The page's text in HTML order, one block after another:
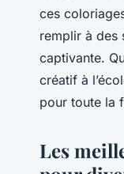
ces
remplir à des
captivante.
créatif à
pour toute la
Les